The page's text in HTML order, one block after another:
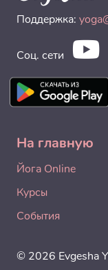
Поддержка:
Соц. сети
На главную
Йога Online
Курсы
События
© 2026 Evgesha